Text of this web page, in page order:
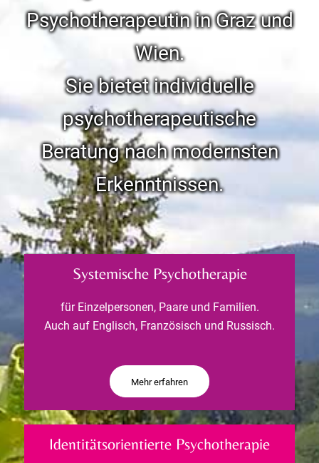
Psychotherapeutin in Graz und
Wien.
Sie bietet individuelle
psychotherapeutische
Beratung nach modernsten
Erkenntnissen.
Systemische Psychotherapie
für Einzelpersonen, Paare und Familien.
Auch auf Englisch, Französisch und Russisch.
Mehr erfahren
Identitätsorientierte Psychotherapie